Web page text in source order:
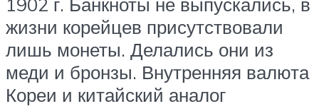
жизни корейцев присутствовали
лишь монеты. Делались они из
меди и бронзы. Внутренняя валюта
Кореи и китайский аналог